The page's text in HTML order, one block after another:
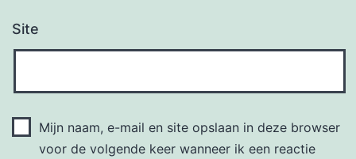
Site
Mijn naam, e-mail en site opslaan in deze browser
voor de volgende keer wanneer ik een reactie